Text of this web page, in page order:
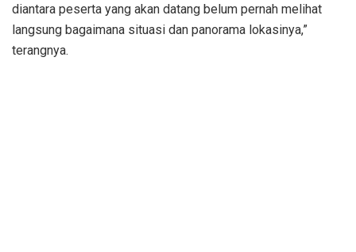
diantara peserta yang akan datang belum pernah melihat
langsung bagaimana situasi dan panorama lokasinya,”
terangnya.